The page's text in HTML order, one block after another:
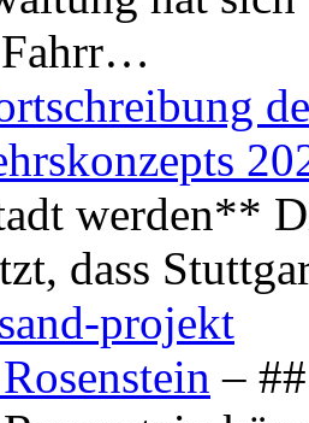
Fahrr…
werden**
dass
projekt
–